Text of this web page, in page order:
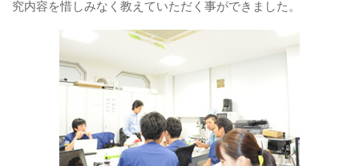
究内容を惜しみなく教えていただく事ができました。